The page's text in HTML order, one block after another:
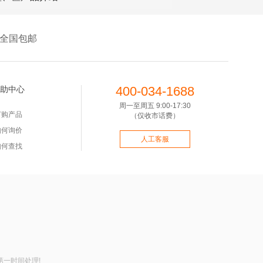
全国包邮
中心
产品
询价
查找
400-034-1688
周一至周五 9:00-17:30
（仅收市话费）
人工客服
一时间处理!